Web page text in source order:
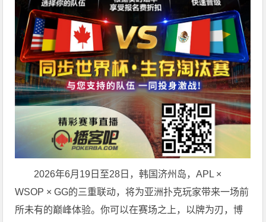
2026年6月19日至28日，韩国济州岛，APL ×
WSOP × GG的三重联动，将为亚洲扑克玩家带来一场前
所未有的巅峰体验。你可以在赛场之上，以牌为刃，博